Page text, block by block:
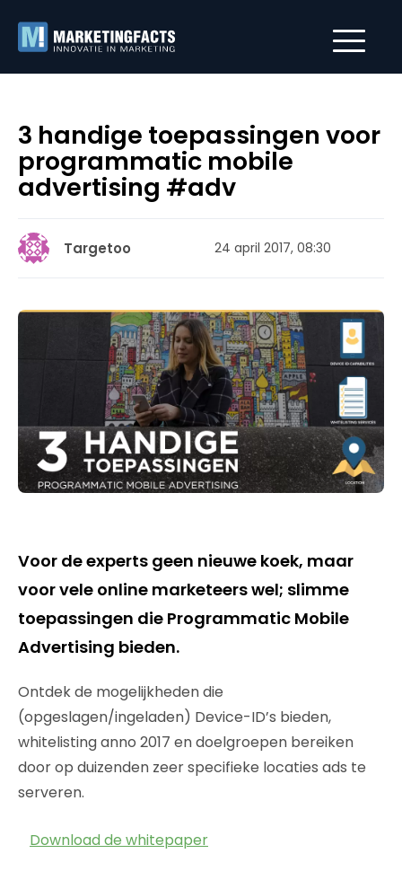
3 handige toepassingen voor
programmatic mobile
advertising #adv
Targetoo 24 april 2017, 08:30
Voor de experts geen nieuwe koek, maar
voor vele online marketeers wel; slimme
toepassingen die Programmatic Mobile
Advertising bieden.
Ontdek de mogelijkheden die
(opgeslagen/ingeladen) Device-ID’s bieden,
whitelisting anno 2017 en doelgroepen bereiken
door op duizenden zeer specifieke locaties ads te
serveren.
Download de whitepaper